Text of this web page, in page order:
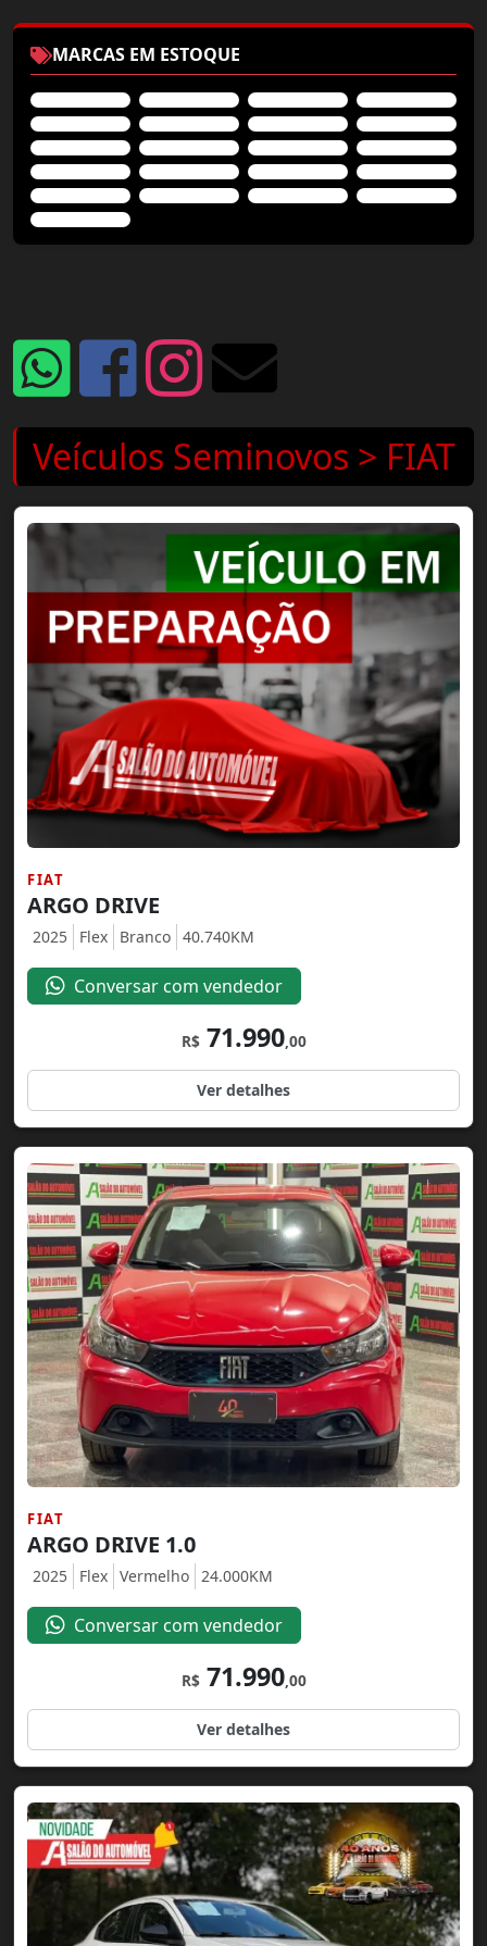
MARCAS EM ESTOQUE
Veículos Seminovos > FIAT
FIAT
ARGO DRIVE
2025 Flex Branco 40.740KM
Conversar com vendedor
R$71.990,00
Ver detalhes
FIAT
ARGO DRIVE 1.0
2025 Flex Vermelho 24.000KM
Conversar com vendedor
R$71.990,00
Ver detalhes